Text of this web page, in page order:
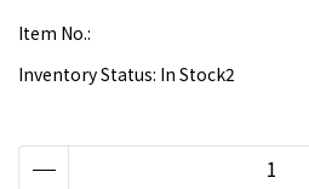
Item No.:
Inventory Status: In Stock2